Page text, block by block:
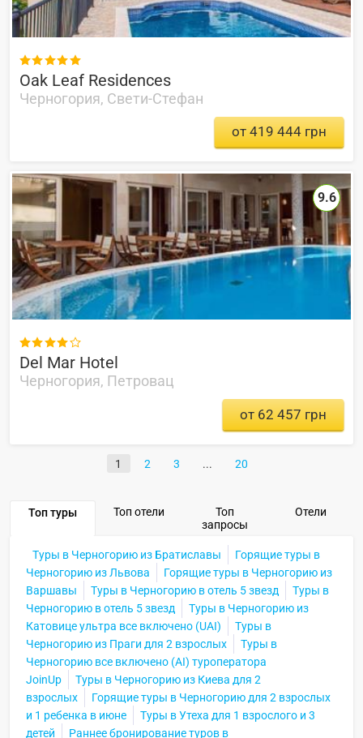

Oak Leaf Residences
Черногория, Свети-Стефан
от 419 444 грн

Del Mar Hotel
Черногория, Петровац
9.6
от 62 457 грн
1 2 3 20
Топ туры Топ отели
Топ
запросы
Отели
Туры в Черногорию из Братиславы
Горящие туры в
Черногорию из Львова
Горящие туры в Черногорию из
Варшавы
Туры в Черногорию в отель 5 звезд
Туры в
Черногорию в отель 5 звезд
Туры в Черногорию из
Катовице ультра все включено (UAI)
Туры в
Черногорию из Праги для 2 взрослых
Туры в
Черногорию все включено (AI) туроператора
JoinUp
Туры в Черногорию из Киева для 2
взрослых
Горящие туры в Черногорию для 2 взрослых
и 1 ребенка в июне
Туры в Утеха для 1 взрослого и 3
детей
Раннее бронирование туров в